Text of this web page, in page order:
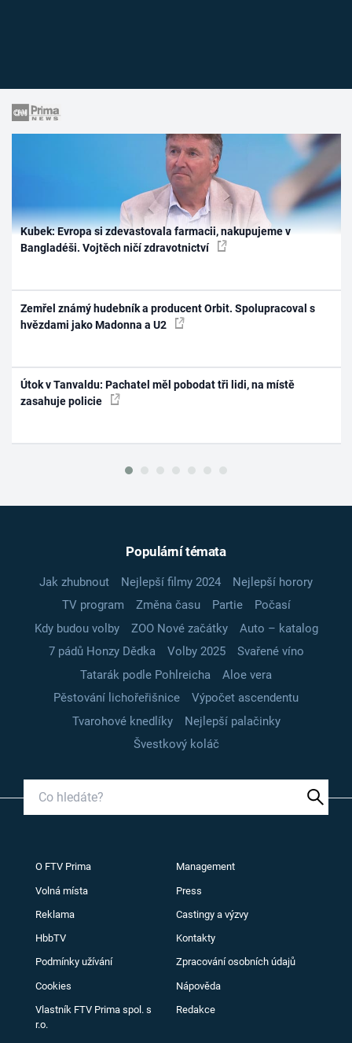
Kubek: Evropa si zdevastovala farmacii, nakupujeme v
Bangladéši. Vojtěch ničí zdravotnictví
Zemřel známý hudebník a producent Orbit. Spolupracoval s
hvězdami jako Madonna a U2
Útok v Tanvaldu: Pachatel měl pobodat tři lidi, na místě
zasahuje policie
Populární témata
Jak zhubnout Nejlepší filmy 2024
Nejlepší horory
TV program
Změna času Partie
Počasí
Kdy budou volby
ZOO Nové začátky
Auto – katalog
7 pádů Honzy Dědka
Volby 2025
Svařené víno
Tatarák podle Pohlreicha
Aloe vera
Pěstování lichořeřišnice
Výpočet ascendentu
Tvarohové knedlíky
Nejlepší palačinky
Švestkový koláč
O FTV Prima Management
Volná místa Press
Reklama Castingy a výzvy
HbbTV Kontakty
Podmínky užívání Zpracování osobních údajů
Cookies Nápověda
Vlastník FTV Prima spol. s
r.o.
Redakce